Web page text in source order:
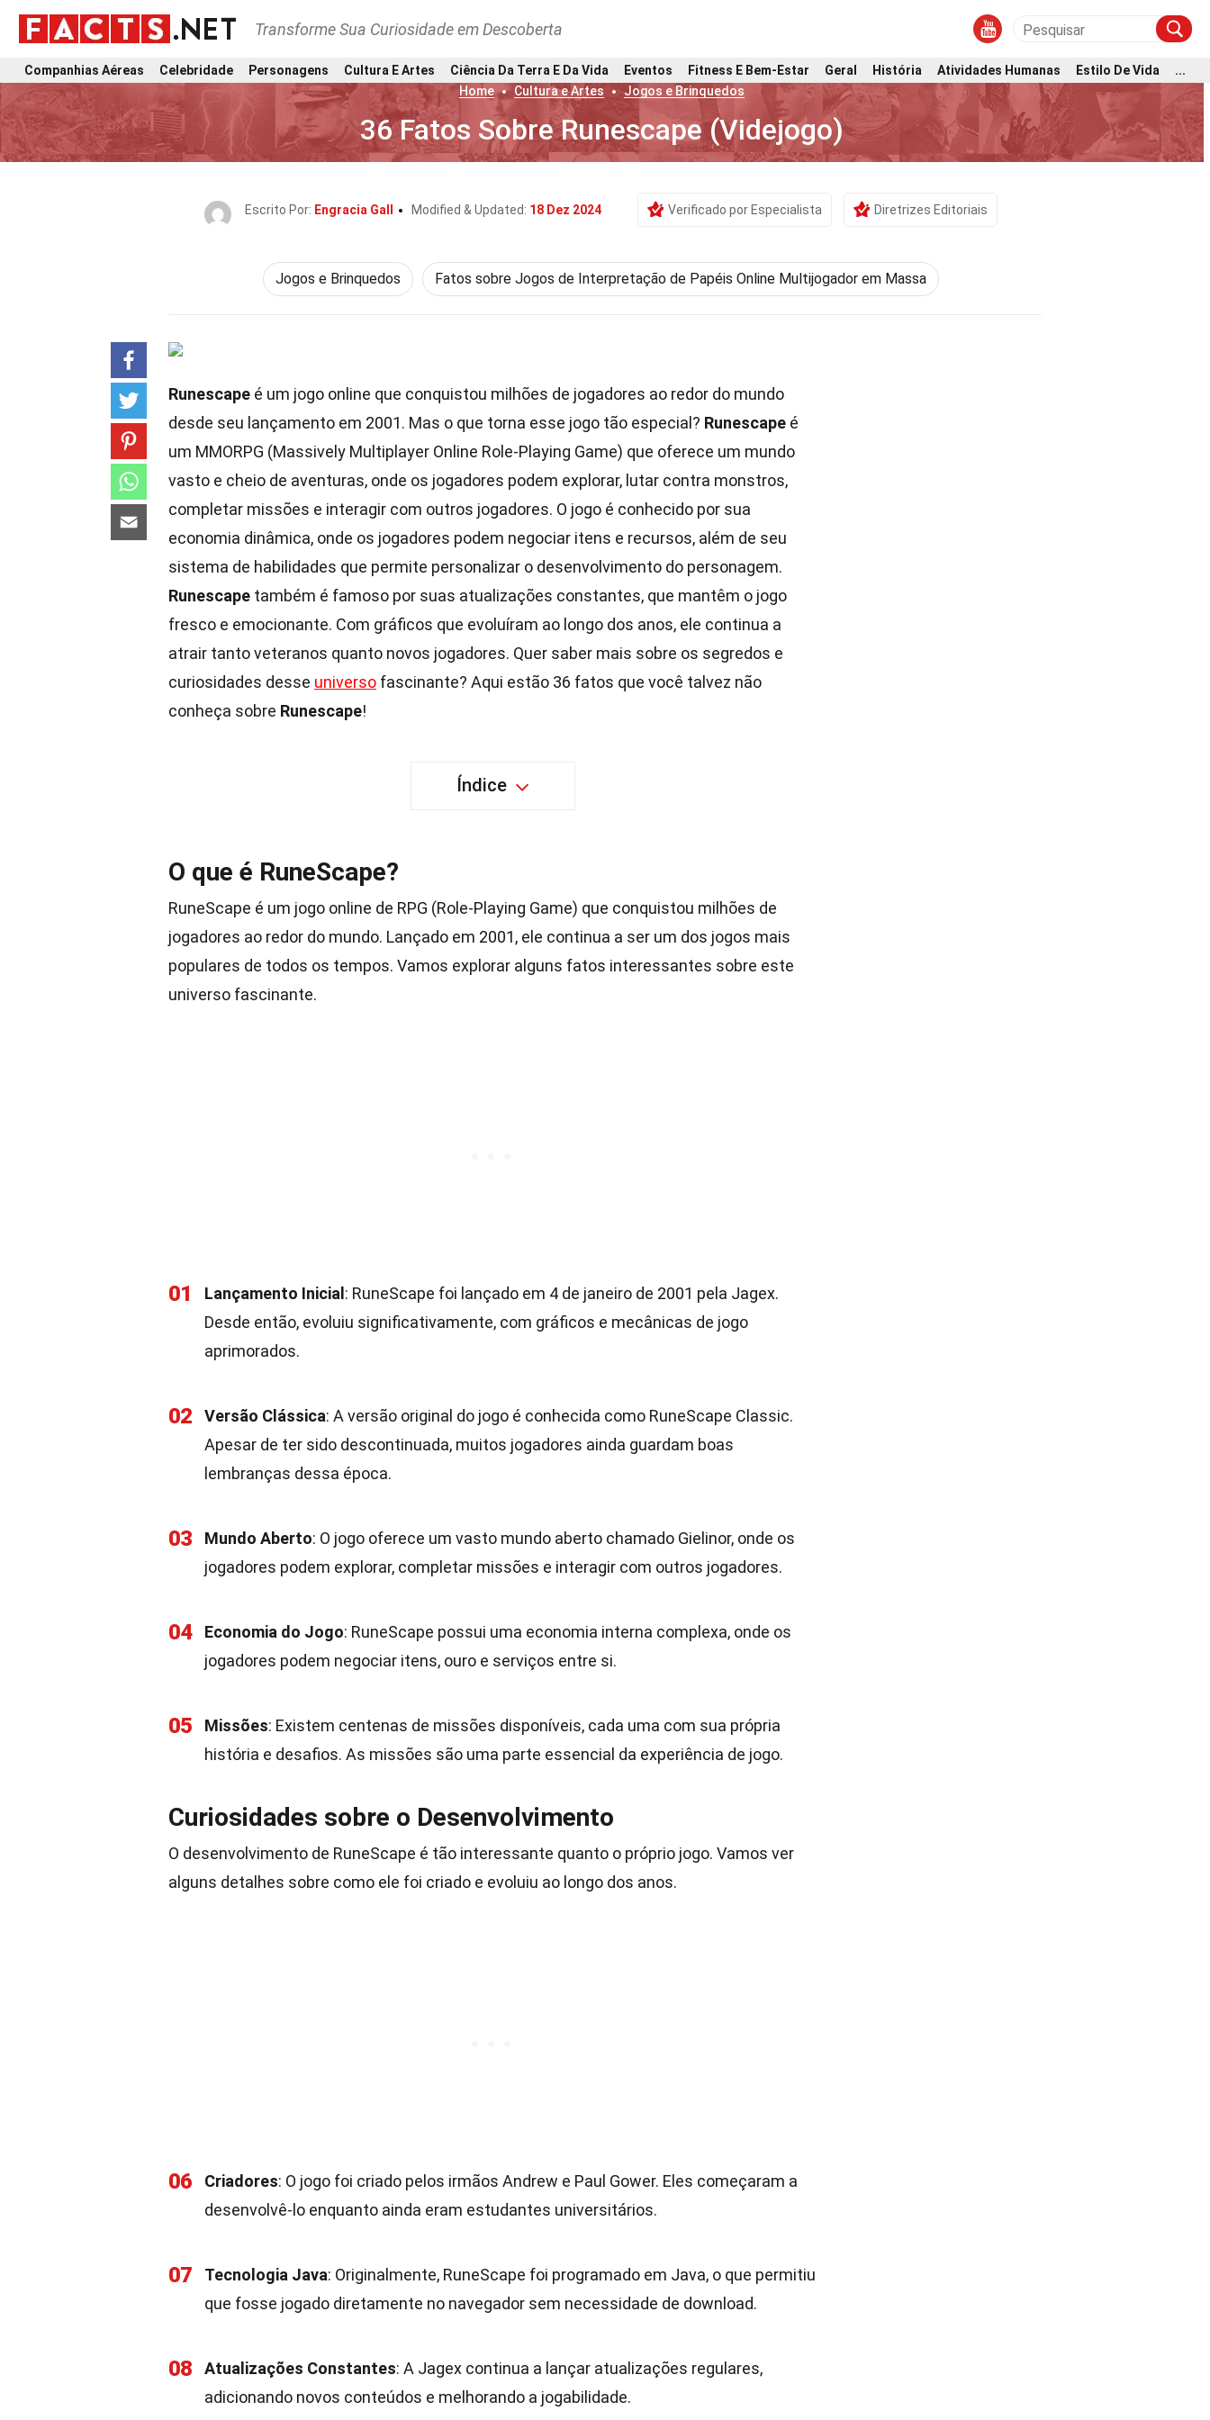
Transforme Sua Curiosidade em Descoberta
Companhias Aéreas Celebridade Personagens Cultura E Artes Ciência Da Terra E Da Vida Eventos Fitness E Bem-Estar Geral História Atividades Humanas Estilo De Vida
...
Home
Cultura e Artes Jogos e Brinquedos
36 Fatos Sobre Runescape (Videjogo)
Escrito Por: Engracia Gall Modified & Updated: 18 Dez 2024 Verificado por Especialista Diretrizes Editoriais
Jogos e Brinquedos Fatos sobre Jogos de Interpretação de Papéis Online Multijogador em Massa
Runescape é um jogo online que conquistou milhões de jogadores ao redor do mundo
desde seu lançamento em 2001. Mas o que torna esse jogo tão especial? Runescape é
um MMORPG (Massively Multiplayer Online Role-Playing Game) que oferece um mundo
vasto e cheio de aventuras, onde os jogadores podem explorar, lutar contra monstros,
completar missões e interagir com outros jogadores. O jogo é conhecido por sua
economia dinâmica, onde os jogadores podem negociar itens e recursos, além de seu
sistema de habilidades que permite personalizar o desenvolvimento do personagem.
Runescape também é famoso por suas atualizações constantes, que mantêm o jogo
fresco e emocionante. Com gráficos que evoluíram ao longo dos anos, ele continua a
atrair tanto veteranos quanto novos jogadores. Quer saber mais sobre os segredos e
curiosidades desse universo fascinante? Aqui estão 36 fatos que você talvez não
conheça sobre Runescape!
Índice
O que é RuneScape?
RuneScape é um jogo online de RPG (Role-Playing Game) que conquistou milhões de
jogadores ao redor do mundo. Lançado em 2001, ele continua a ser um dos jogos mais
populares de todos os tempos. Vamos explorar alguns fatos interessantes sobre este
universo fascinante.
01 Lançamento Inicial : RuneScape foi lançado em 4 de janeiro de 2001 pela Jagex.
Desde então, evoluiu significativamente, com gráficos e mecânicas de jogo
aprimorados.
02 Versão Clássica: A versão original do jogo é conhecida como RuneScape Classic.
Apesar de ter sido descontinuada, muitos jogadores ainda guardam boas
lembranças dessa época.
03 Mundo Aberto: O jogo oferece um vasto mundo aberto chamado Gielinor, onde os
jogadores podem explorar, completar missões e interagir com outros jogadores.
04 Economia do Jogo: RuneScape possui uma economia interna complexa, onde os
jogadores podem negociar itens, ouro e serviços entre si.
05 Missões: Existem centenas de missões disponíveis, cada uma com sua própria
história e desafios. As missões são uma parte essencial da experiência de jogo.
Curiosidades sobre o Desenvolvimento
O desenvolvimento de RuneScape é tão interessante quanto o próprio jogo. Vamos ver
alguns detalhes sobre como ele foi criado e evoluiu ao longo dos anos.
06 Criadores: O jogo foi criado pelos irmãos Andrew e Paul Gower. Eles começaram a
desenvolvê-lo enquanto ainda eram estudantes universitários.
07 Tecnologia Java: Originalmente, RuneScape foi programado em Java, o que permitiu
que fosse jogado diretamente no navegador sem necessidade de download.
08 Atualizações Constantes: A Jagex continua a lançar atualizações regulares,
adicionando novos conteúdos e melhorando a jogabilidade.